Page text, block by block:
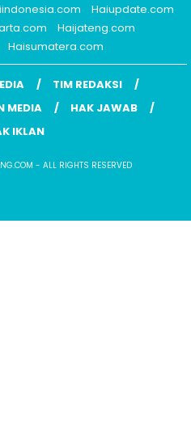
Haiupdate.com
Haijateng.com
Haisumatera.com
TIM REDAKSI
MEDIA
HAK JAWAB
IKLAN
- ALL RIGHTS RESERVED